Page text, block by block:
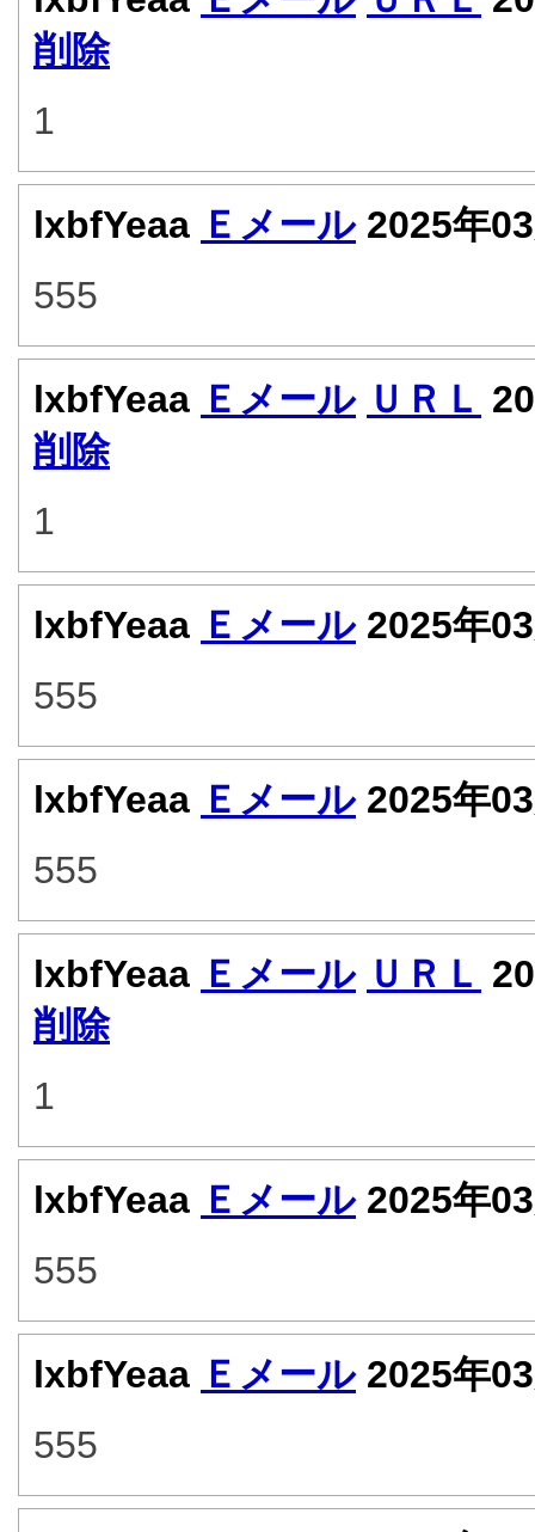
削除
1
lxbfYeaa Ｅメール 2025年
555
lxbfYeaa Ｅメール ＵＲＬ
削除
1
lxbfYeaa Ｅメール 2025年
555
lxbfYeaa Ｅメール 2025年
555
lxbfYeaa Ｅメール ＵＲＬ
削除
1
lxbfYeaa Ｅメール 2025年
555
lxbfYeaa Ｅメール 2025年
555